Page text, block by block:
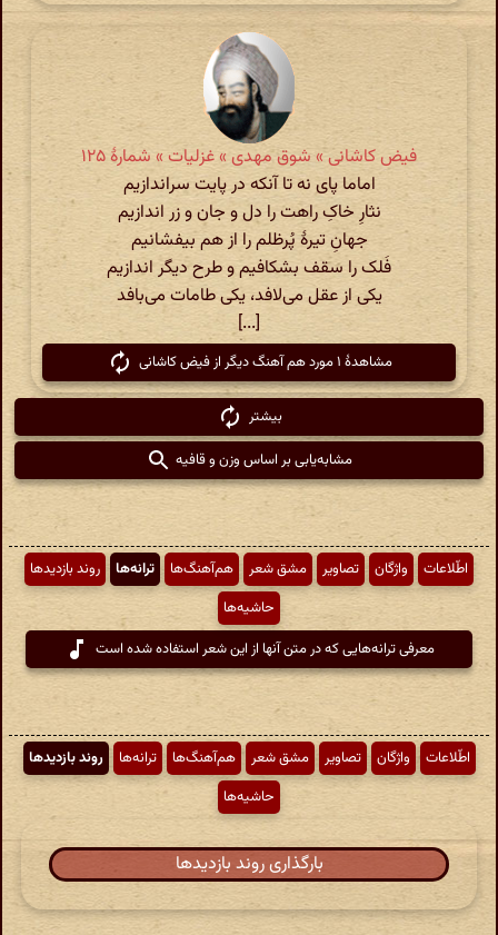
فیض کاشانی » شوق مهدی » غزلیات » شمارهٔ ۱۲۵
اماما پای نه تا آنکه در پایت سراندازیم
نثارِ خاکِ راهت را دل و جان و زر اندازیم
جهانِ تیرهٔ پُرظلم را از هم بیفشانیم
فَلک را سقف بشکافیم و طرح دیگر اندازیم
یکی از عقل می‌‏لافد، یکی طامات می‌‏بافد
[...]
مشاهدهٔ ۱ مورد هم آهنگ دیگر از فیض کاشانی
بیشتر
مشابه‌یابی بر اساس وزن و قافیه
اطّلاعات واژگان تصاویر مشق شعر هم‌آهنگ‌ها ترانه‌ها
روند بازدیدها
حاشیه‌ها
معرفی ترانه‌هایی که در متن آنها از این شعر استفاده شده است
اطّلاعات واژگان تصاویر مشق شعر هم‌آهنگ‌ها ترانه‌ها
روند بازدیدها
حاشیه‌ها
بارگذاری روند بازدیدها